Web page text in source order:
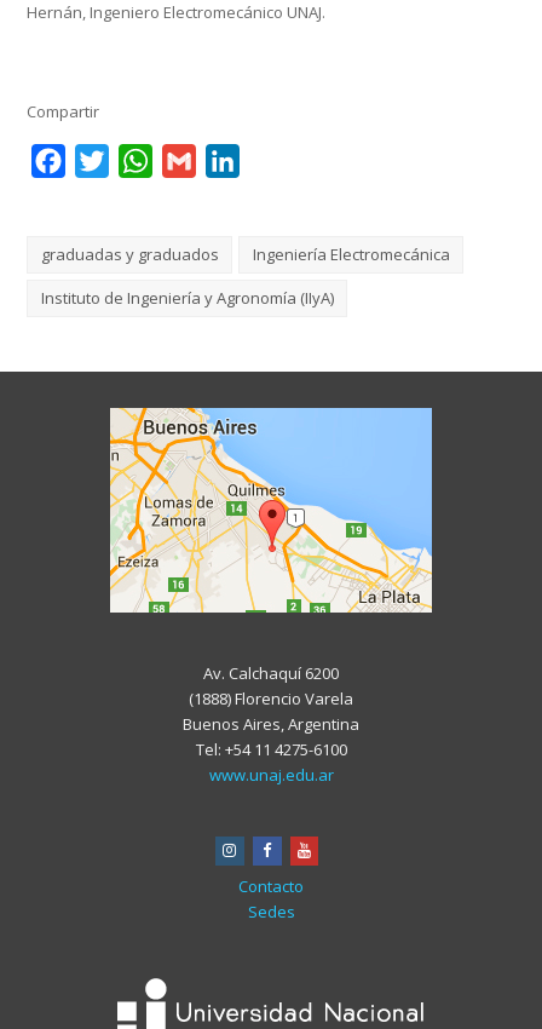
Hernán, Ingeniero Electromecánico UNAJ.
Compartir
FacebookTwitterWhatsApp
Gmail
graduadas y graduados
Ingeniería Electromecánica
Instituto de Ingeniería y Agronomía (IIyA)
Av. Calchaquí 6200
(1888) Florencio Varela
Buenos Aires, Argentina
Tel: +54 11 4275-6100
www.unaj.edu.ar
instagram
facebookyoutube
Contacto
Sedes